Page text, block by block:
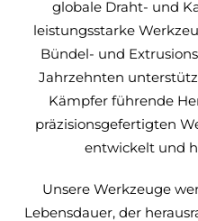
globale Draht- und
leistungsstarke
Bündel- und
Jahrzehnten
Kämpfer führende
präzisionsgefertigten
entwickelt und
Unsere Werkzeuge
Lebensdauer, der